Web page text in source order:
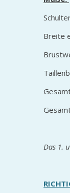
Breite
Das 1.